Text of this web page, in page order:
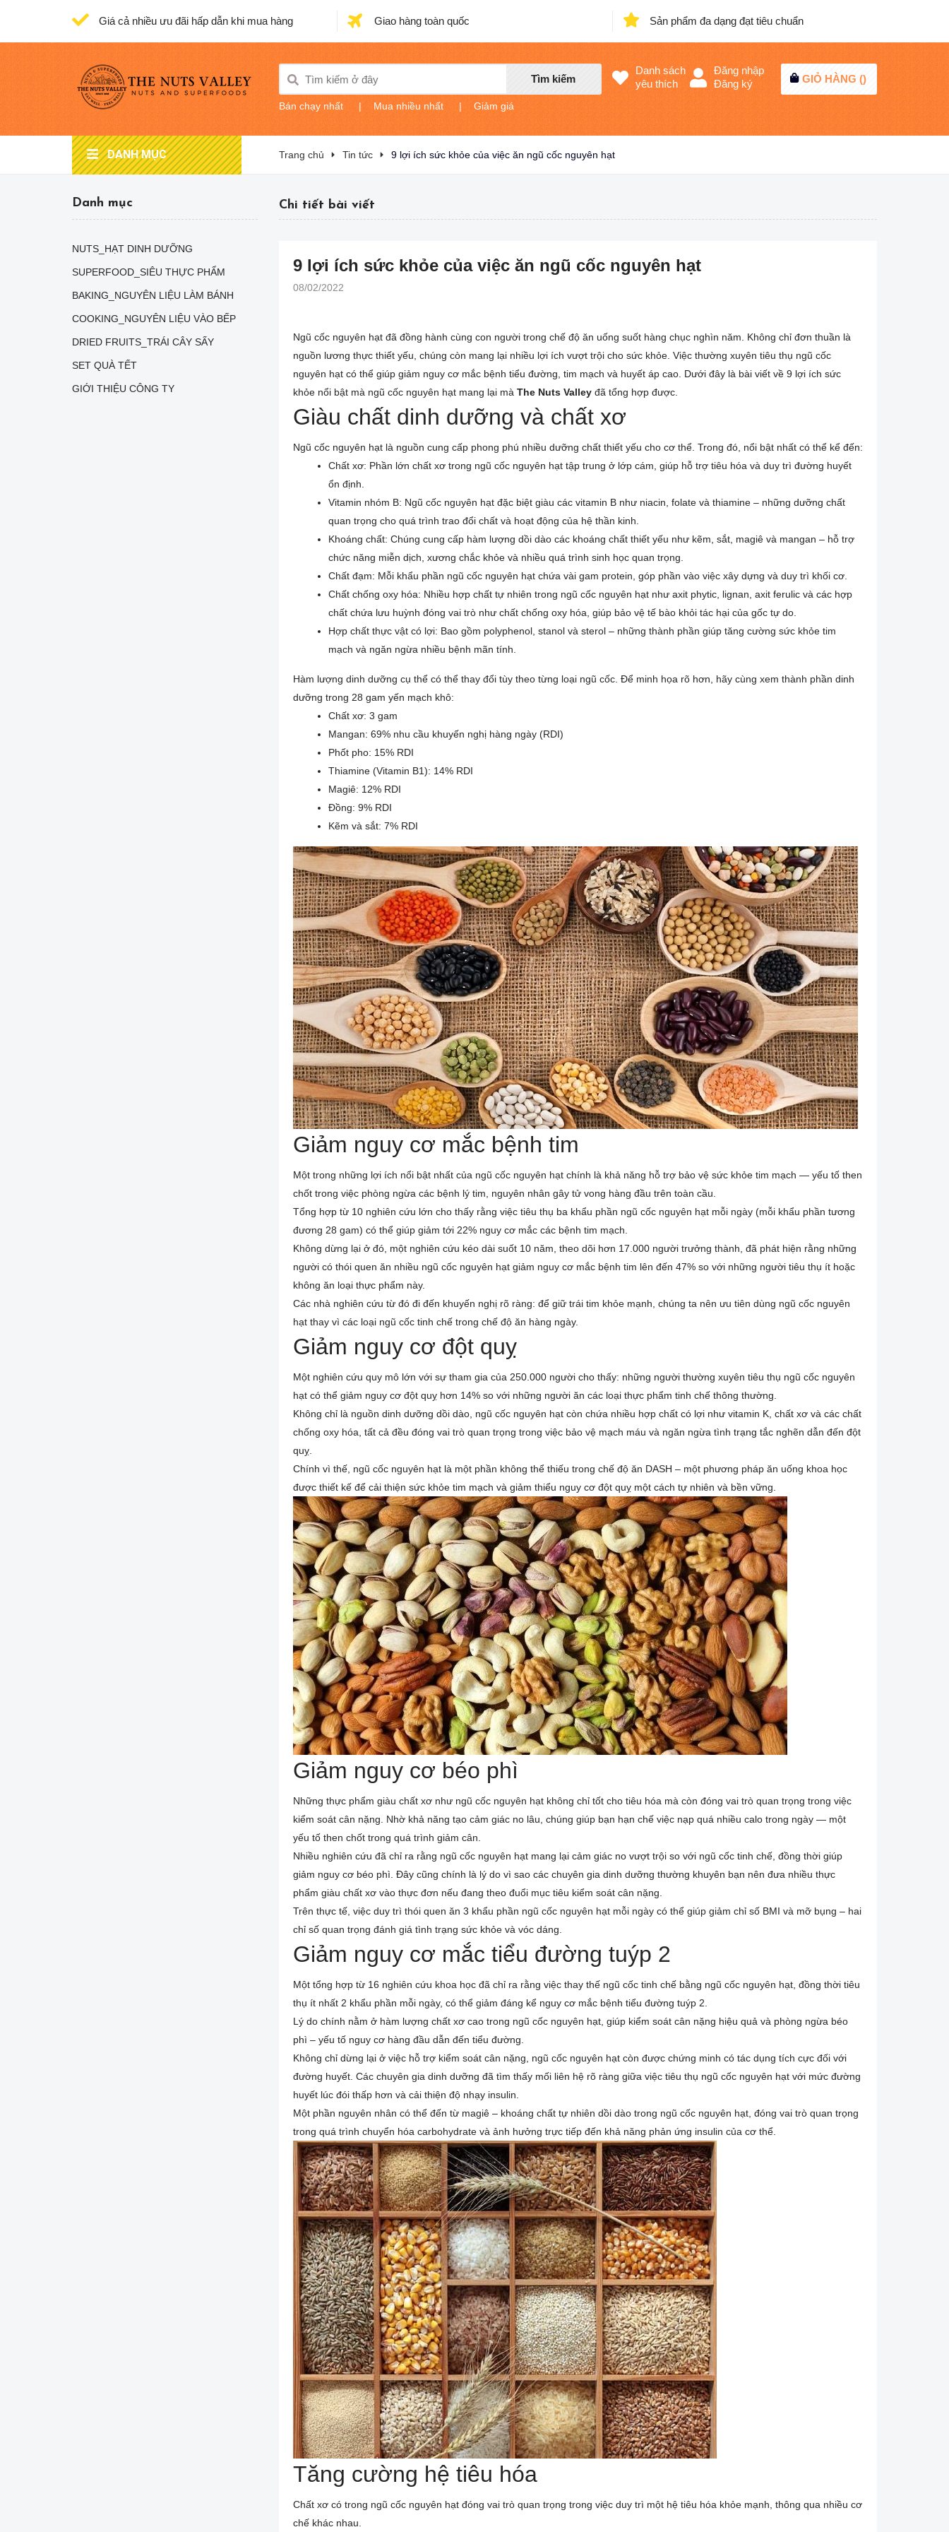
Giá cả nhiều ưu đãi hấp dẫn khi mua hàng Giao hàng toàn quốc Sản phẩm đa dạng đạt tiêu chuẩn
Tìm kiếm
Bán chạy nhất | Mua nhiều nhất | Giảm giá
Danh sách
yêu thích
Đăng nhập
Đăng ký
GIỎ HÀNG ()
DANH MỤC Trang chủ Tin tức 9 lợi ích sức khỏe của việc ăn ngũ cốc nguyên hạt
Chi tiết bài viết
9 lợi ích sức khỏe của việc ăn ngũ cốc nguyên hạt
08/02/2022
Ngũ cốc nguyên hạt đã đồng hành cùng con người trong chế độ ăn uống suốt hàng chục nghìn năm. Không chỉ đơn thuần là
nguồn lương thực thiết yếu, chúng còn mang lại nhiều lợi ích vượt trội cho sức khỏe. Việc thường xuyên tiêu thụ ngũ cốc
nguyên hạt có thể giúp giảm nguy cơ mắc bệnh tiểu đường, tim mạch và huyết áp cao. Dưới đây là bài viết về 9 lợi ích sức
khỏe nổi bật mà ngũ cốc nguyên hạt mang lại mà The Nuts Valleyđã tổng hợp được.
Giàu chất dinh dưỡng và chất xơ
Ngũ cốc nguyên hạt là nguồn cung cấp phong phú nhiều dưỡng chất thiết yếu cho cơ thể. Trong đó, nổi bật nhất có thể kể đến:
Chất xơ: Phần lớn chất xơ trong ngũ cốc nguyên hạt tập trung ở lớp cám, giúp hỗ trợ tiêu hóa và duy trì đường huyết
ổn định.
Vitamin nhóm B: Ngũ cốc nguyên hạt đặc biệt giàu các vitamin B như niacin, folate và thiamine – những dưỡng chất
quan trọng cho quá trình trao đổi chất và hoạt động của hệ thần kinh.
Khoáng chất: Chúng cung cấp hàm lượng dồi dào các khoáng chất thiết yếu như kẽm, sắt, magiê và mangan – hỗ trợ
chức năng miễn dịch, xương chắc khỏe và nhiều quá trình sinh học quan trọng.
Chất đạm: Mỗi khẩu phần ngũ cốc nguyên hạt chứa vài gam protein, góp phần vào việc xây dựng và duy trì khối cơ.
Chất chống oxy hóa: Nhiều hợp chất tự nhiên trong ngũ cốc nguyên hạt như axit phytic, lignan, axit ferulic và các hợp
chất chứa lưu huỳnh đóng vai trò như chất chống oxy hóa, giúp bảo vệ tế bào khỏi tác hại của gốc tự do.
Hợp chất thực vật có lợi: Bao gồm polyphenol, stanol và sterol – những thành phần giúp tăng cường sức khỏe tim
mạch và ngăn ngừa nhiều bệnh mãn tính.
Hàm lượng dinh dưỡng cụ thể có thể thay đổi tùy theo từng loại ngũ cốc. Để minh họa rõ hơn, hãy cùng xem thành phần dinh
dưỡng trong 28 gam yến mạch khô:
Chất xơ: 3 gam
Mangan: 69% nhu cầu khuyến nghị hàng ngày (RDI)
Phốt pho: 15% RDI
Thiamine (Vitamin B1): 14% RDI
Magiê: 12% RDI
Đồng: 9% RDI
Kẽm và sắt: 7% RDI
Giảm nguy cơ mắc bệnh tim
Một trong những lợi ích nổi bật nhất của ngũ cốc nguyên hạt chính là khả năng hỗ trợ bảo vệ sức khỏe tim mạch — yếu tố then
chốt trong việc phòng ngừa các bệnh lý tim, nguyên nhân gây tử vong hàng đầu trên toàn cầu.
Tổng hợp từ 10 nghiên cứu lớn cho thấy rằng việc tiêu thụ ba khẩu phần ngũ cốc nguyên hạt mỗi ngày (mỗi khẩu phần tương
đương 28 gam) có thể giúp giảm tới 22% nguy cơ mắc các bệnh tim mạch.
Không dừng lại ở đó, một nghiên cứu kéo dài suốt 10 năm, theo dõi hơn 17.000 người trưởng thành, đã phát hiện rằng những
người có thói quen ăn nhiều ngũ cốc nguyên hạt giảm nguy cơ mắc bệnh tim lên đến 47% so với những người tiêu thụ ít hoặc
không ăn loại thực phẩm này.
Các nhà nghiên cứu từ đó đi đến khuyến nghị rõ ràng: để giữ trái tim khỏe mạnh, chúng ta nên ưu tiên dùng ngũ cốc nguyên
hạt thay vì các loại ngũ cốc tinh chế trong chế độ ăn hàng ngày.
Giảm nguy cơ đột quỵ
Một nghiên cứu quy mô lớn với sự tham gia của 250.000 người cho thấy: những người thường xuyên tiêu thụ ngũ cốc nguyên
hạt có thể giảm nguy cơ đột quỵ hơn 14% so với những người ăn các loại thực phẩm tinh chế thông thường.
Không chỉ là nguồn dinh dưỡng dồi dào, ngũ cốc nguyên hạt còn chứa nhiều hợp chất có lợi như vitamin K, chất xơ và các chất
chống oxy hóa, tất cả đều đóng vai trò quan trọng trong việc bảo vệ mạch máu và ngăn ngừa tình trạng tắc nghẽn dẫn đến đột
quỵ.
Chính vì thế, ngũ cốc nguyên hạt là một phần không thể thiếu trong chế độ ăn DASH – một phương pháp ăn uống khoa học
được thiết kế để cải thiện sức khỏe tim mạch và giảm thiểu nguy cơ đột quỵ một cách tự nhiên và bền vững.
Giảm nguy cơ béo phì
Những thực phẩm giàu chất xơ như ngũ cốc nguyên hạt không chỉ tốt cho tiêu hóa mà còn đóng vai trò quan trọng trong việc
kiểm soát cân nặng. Nhờ khả năng tạo cảm giác no lâu, chúng giúp bạn hạn chế việc nạp quá nhiều calo trong ngày — một
yếu tố then chốt trong quá trình giảm cân.
Nhiều nghiên cứu đã chỉ ra rằng ngũ cốc nguyên hạt mang lại cảm giác no vượt trội so với ngũ cốc tinh chế, đồng thời giúp
giảm nguy cơ béo phì. Đây cũng chính là lý do vì sao các chuyên gia dinh dưỡng thường khuyên bạn nên đưa nhiều thực
phẩm giàu chất xơ vào thực đơn nếu đang theo đuổi mục tiêu kiểm soát cân nặng.
Trên thực tế, việc duy trì thói quen ăn 3 khẩu phần ngũ cốc nguyên hạt mỗi ngày có thể giúp giảm chỉ số BMI và mỡ bụng – hai
chỉ số quan trọng đánh giá tình trạng sức khỏe và vóc dáng.
Giảm nguy cơ mắc tiểu đường tuýp 2
Một tổng hợp từ 16 nghiên cứu khoa học đã chỉ ra rằng việc thay thế ngũ cốc tinh chế bằng ngũ cốc nguyên hạt, đồng thời tiêu
thụ ít nhất 2 khẩu phần mỗi ngày, có thể giảm đáng kể nguy cơ mắc bệnh tiểu đường tuýp 2.
Lý do chính nằm ở hàm lượng chất xơ cao trong ngũ cốc nguyên hạt, giúp kiểm soát cân nặng hiệu quả và phòng ngừa béo
phì – yếu tố nguy cơ hàng đầu dẫn đến tiểu đường.
Không chỉ dừng lại ở việc hỗ trợ kiểm soát cân nặng, ngũ cốc nguyên hạt còn được chứng minh có tác dụng tích cực đối với
đường huyết. Các chuyên gia dinh dưỡng đã tìm thấy mối liên hệ rõ ràng giữa việc tiêu thụ ngũ cốc nguyên hạt với mức đường
huyết lúc đói thấp hơn và cải thiện độ nhạy insulin.
Một phần nguyên nhân có thể đến từ magiê – khoáng chất tự nhiên dồi dào trong ngũ cốc nguyên hạt, đóng vai trò quan trọng
trong quá trình chuyển hóa carbohydrate và ảnh hưởng trực tiếp đến khả năng phản ứng insulin của cơ thể.
Tăng cường hệ tiêu hóa
Chất xơ có trong ngũ cốc nguyên hạt đóng vai trò quan trọng trong việc duy trì một hệ tiêu hóa khỏe mạnh, thông qua nhiều cơ
chế khác nhau.
Danh mục
NUTS_HẠT DINH DƯỠNG
SUPERFOOD_SIÊU THỰC PHẨM
BAKING_NGUYÊN LIỆU LÀM BÁNH
COOKING_NGUYÊN LIỆU VÀO BẾP
DRIED FRUITS_TRÁI CÂY SẤY
SET QUÀ TẾT
GIỚI THIỆU CÔNG TY